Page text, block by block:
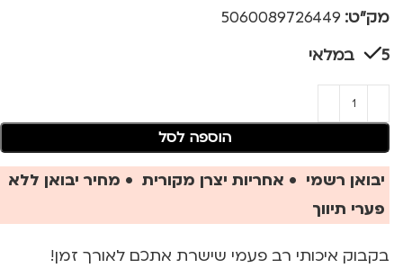
מק"ט: 5060089726449
5 במלאי
הוספה לסל
יבואן רשמי • אחריות יצרן מקורית • מחיר יבואן ללא
פערי תיווך
בקבוק איכותי רב פעמי שישרת אתכם לאורך זמן!